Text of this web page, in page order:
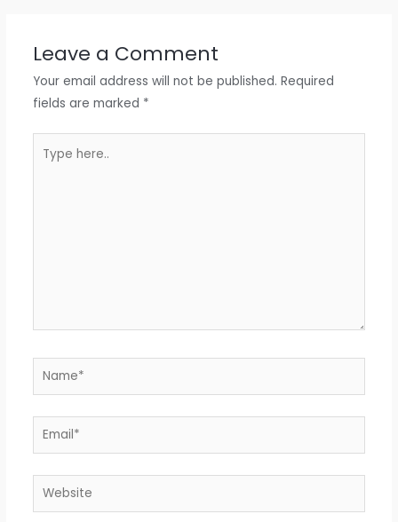
Leave a Comment
Your email address will not be published. Required
fields are marked *
here..
Name*
Email*
Website